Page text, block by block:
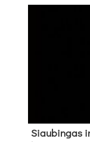
Siau­bin­gas